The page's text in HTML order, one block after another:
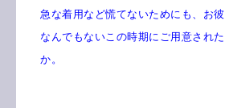
急な着用など慌てないためにも、お彼
なんでもないこの時期にご用意され
か。